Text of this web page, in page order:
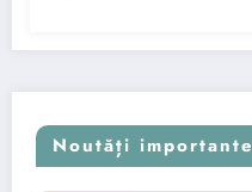
Noutăți importante